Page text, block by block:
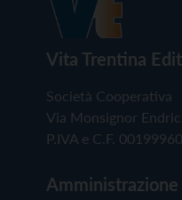
Vita Trentina
Società Cooperativa
Via Monsignor
P.IVA e C.F.